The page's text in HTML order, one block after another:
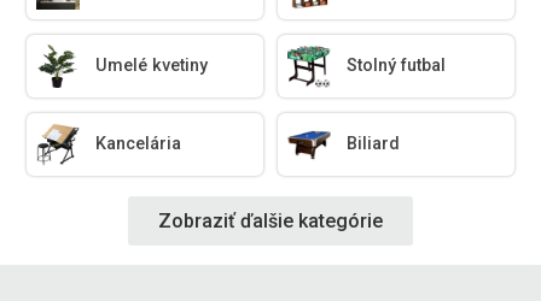
Umelé kvetiny Stolný futbal
Kancelária Biliard
Zobraziť ďalšie kategórie